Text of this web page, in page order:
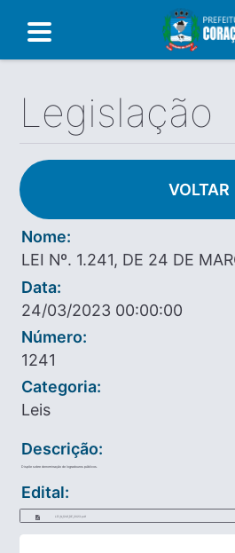
Legislação
VOLTAR
Nome:
LEI Nº. 1.241, DE 24 DE
Data:
24/03/2023 00:00:00
Número:
1241
Categoria:
Leis
Descrição:
Dispõe sobre denominação de logradouros públicos.
Edital:
LEI_N_1241_DE_2023.pdf